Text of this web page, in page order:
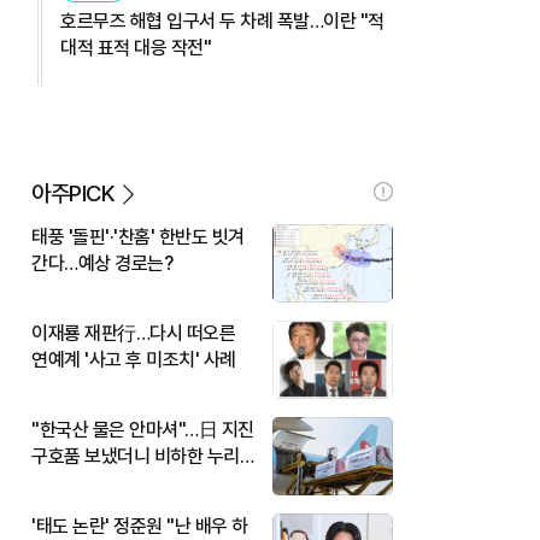
호르무즈 해협 입구서 두 차례 폭발…이란 "적
대적 표적 대응 작전"
아주PICK
태풍 '돌핀'·'찬홈' 한반도 빗겨
간다…예상 경로는?
이재룡 재판行…다시 떠오른
연예계 '사고 후 미조치' 사례
"한국산 물은 안마셔"…日 지진
구호품 보냈더니 비하한 누리
'태도 논란' 정준원 "난 배우 하